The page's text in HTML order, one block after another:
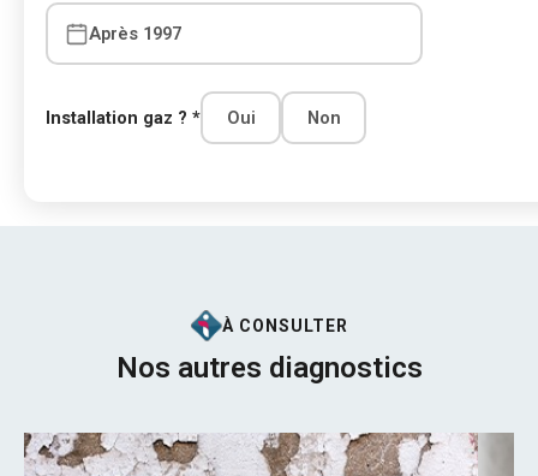
Après 1997
Installation gaz ? * Oui Non
À CONSULTER
Nos autres diagnostics